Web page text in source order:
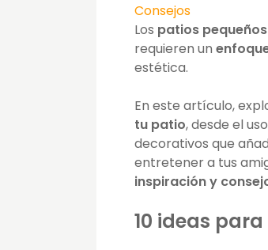
Consejos
Los patios pequeños
requieren un
estética.
En este artículo,
tu patio, desde el
decorativos que
entretener a tus
inspiración y
10 ideas